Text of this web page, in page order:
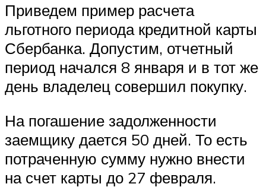
Приведем пример расчета
льготного периода кредитной карты
Сбербанка. Допустим, отчетный
период начался 8 января и в тот же
день владелец совершил покупку.
На погашение задолженности
заемщику дается 50 дней. То есть
потраченную сумму нужно внести
на счет карты до 27 февраля.